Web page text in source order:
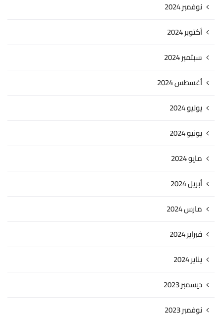
نوفمبر 2024
أكتوبر 2024
سبتمبر 2024
أغسطس 2024
يوليو 2024
يونيو 2024
مايو 2024
أبريل 2024
مارس 2024
فبراير 2024
يناير 2024
ديسمبر 2023
نوفمبر 2023